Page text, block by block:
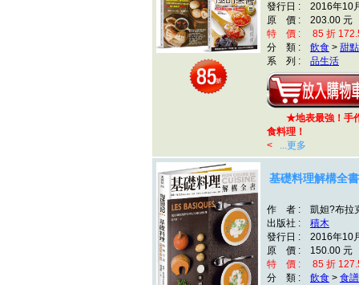
發行日 : 2016年10
原 價 : 203.00 元
特 價 : 85 折
分 類 : 飲食 > 甜
系 列 : 品生活
★地表最強！手作
食料理！
< ...更多
基礎料理解構全書
作 者 : 凱妲?布拉
出版社 : 積木
發行日 : 2016年10
原 價 : 150.00 元
特 價 : 85 折
分 類 : 飲食 > 食譜